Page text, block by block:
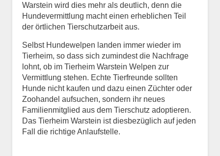
Informationen über das
Tier.
Art des Tiers*
Warstein wird dies mehr als deutlich, denn die
Hundevermittlung macht einen erheblichen Teil
der örtlichen Tierschutzarbeit aus.
Selbst Hundewelpen landen immer wieder im
Tierheim, so dass sich zumindest die Nachfrage
lohnt, ob im Tierheim Warstein Welpen zur
Vermittlung stehen. Echte Tierfreunde sollten
Hunde nicht kaufen und dazu einen Züchter oder
Zoohandel aufsuchen, sondern ihr neues
Familienmitglied aus dem Tierschutz adoptieren.
Das Tierheim Warstein ist diesbezüglich auf jeden
Fall die richtige Anlaufstelle.